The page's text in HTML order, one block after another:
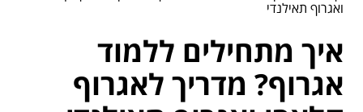
ואגרוף תאילנדי
איך מתחילים ללמוד
אגרוף? מדריך לאגרוף